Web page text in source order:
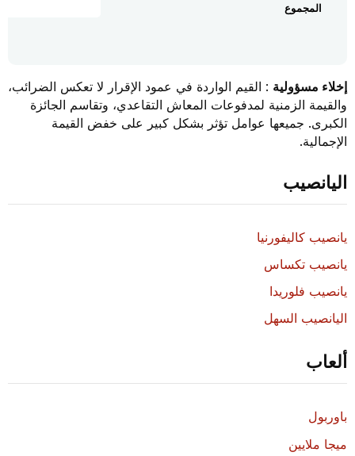
المجموع
إخلاء مسؤولية: القيم الواردة في عمود الإقرار لا تعكس الضرائب،
والقيمة الزمنية لمدفوعات المعاش التقاعدي، وتقاسم الجائزة
الكبرى. جميعها عوامل تؤثر بشكل كبير على خفض القيمة
الإجمالية.
اليانصيب
يانصيب كاليفورنيا
يانصيب تكساس
يانصيب فلوريدا
اليانصيب السهل
ألعاب
باوربول
ميجا ملايين